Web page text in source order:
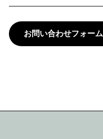
お問い合わせフォーム